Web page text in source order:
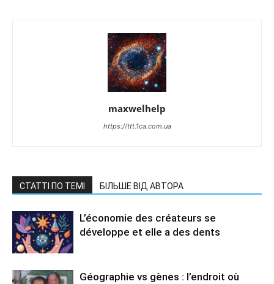
maxwelhelp
https://ttt.1ca.com.ua
СТАТТІ ПО ТЕМІ БІЛЬШЕ ВІД АВТОРА
L’économie des créateurs se
développe et elle a des dents
Géographie vs gènes : l’endroit où